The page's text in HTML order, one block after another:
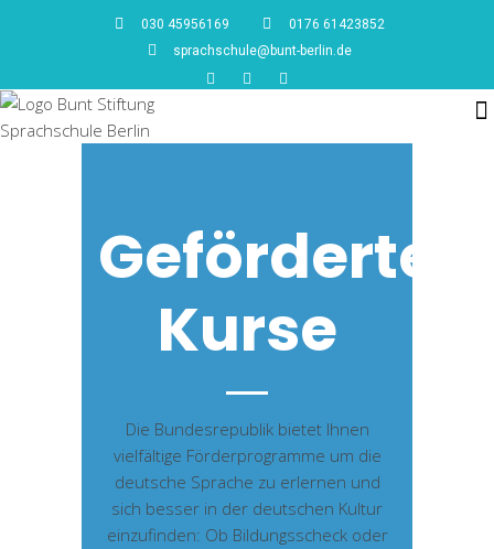
030 45956169
0176 61423852
sprachschule@bunt-berlin.de
Geförderte
Kurse
Die Bundesrepublik bietet Ihnen
vielfältige Förderprogramme um die
deutsche Sprache zu erlernen und
sich besser in der deutschen Kultur
einzufinden: Ob Bildungsscheck oder